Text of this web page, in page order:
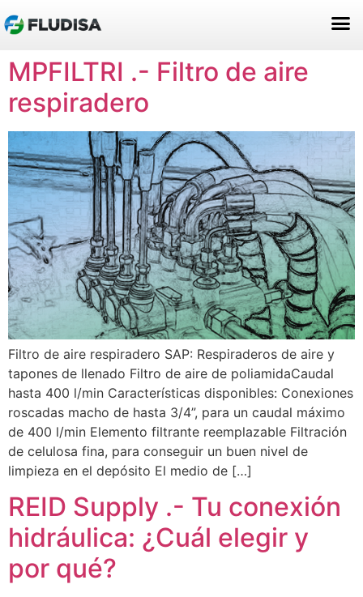
MPFILTRI .- Filtro de aire
respiradero
Filtro de aire respiradero SAP: Respiraderos de aire y
tapones de llenado Filtro de aire de poliamidaCaudal
hasta 400 l/min Características disponibles: Conexiones
roscadas macho de hasta 3/4”, para un caudal máximo
de 400 l/min Elemento filtrante reemplazable Filtración
de celulosa fina, para conseguir un buen nivel de
limpieza en el depósito El medio de […]
REID Supply .- Tu conexión
hidráulica: ¿Cuál elegir y
por qué?